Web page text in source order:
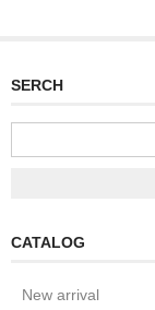
SERCH
CATALOG
New arrival